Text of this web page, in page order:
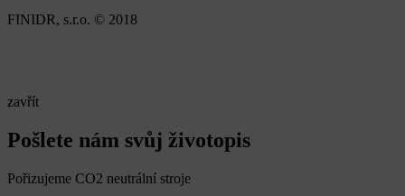
FINIDR, s.r.o. © 2018
zavřít
Pošlete nám svůj životopis
Pořizujeme CO2 neutrální stroje